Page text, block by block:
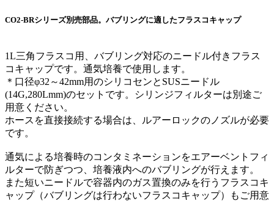
CO2-BRシリーズ別売部品。バブリングに適したフラスコキャップ
1L三角フラスコ用、バブリング対応のニードル付きフラス
コキャップです。通気培養で使用します。
＊口径φ32～42mm用のシリコセンとSUSニードル
(14G,280Lmm)のセットです。シリンジフィルターは別途ご
用意ください。
ホースを直接接続する場合は、ルアーロックのノズルが必要
です。
通気による培養時のコンタミネーションをエアーベントフィ
ルターで防ぎつつ、培養液内へのバブリングが行えます。
また短いニードルで容器内のガス置換のみを行うフラスコキ
ャップ（バブリングは行わないフラスコキャップ）もご用意